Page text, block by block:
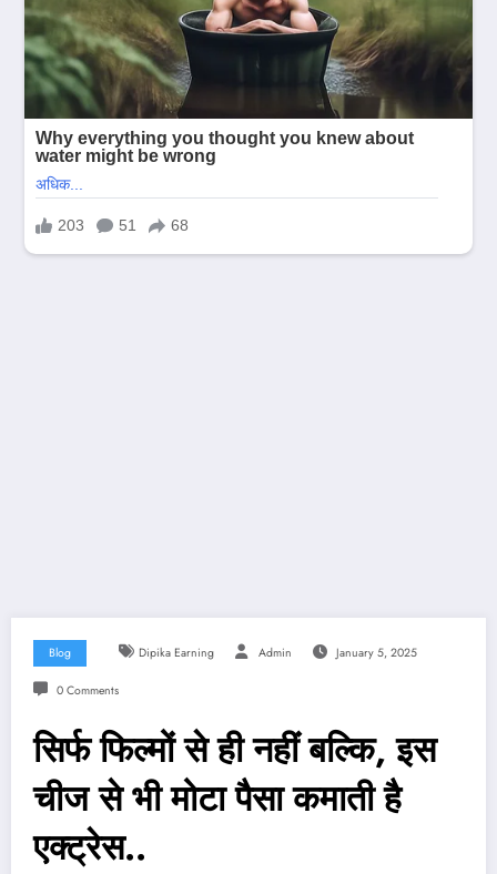
Blog Dipika Earning Admin January 5, 2025
0 Comments
सिर्फ फिल्मों से ही नहीं बल्कि, इस
चीज से भी मोटा पैसा कमाती है
एक्ट्रेस..